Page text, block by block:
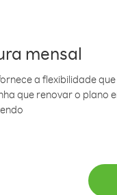
mensal
a flexibilidade
que renovar o plano